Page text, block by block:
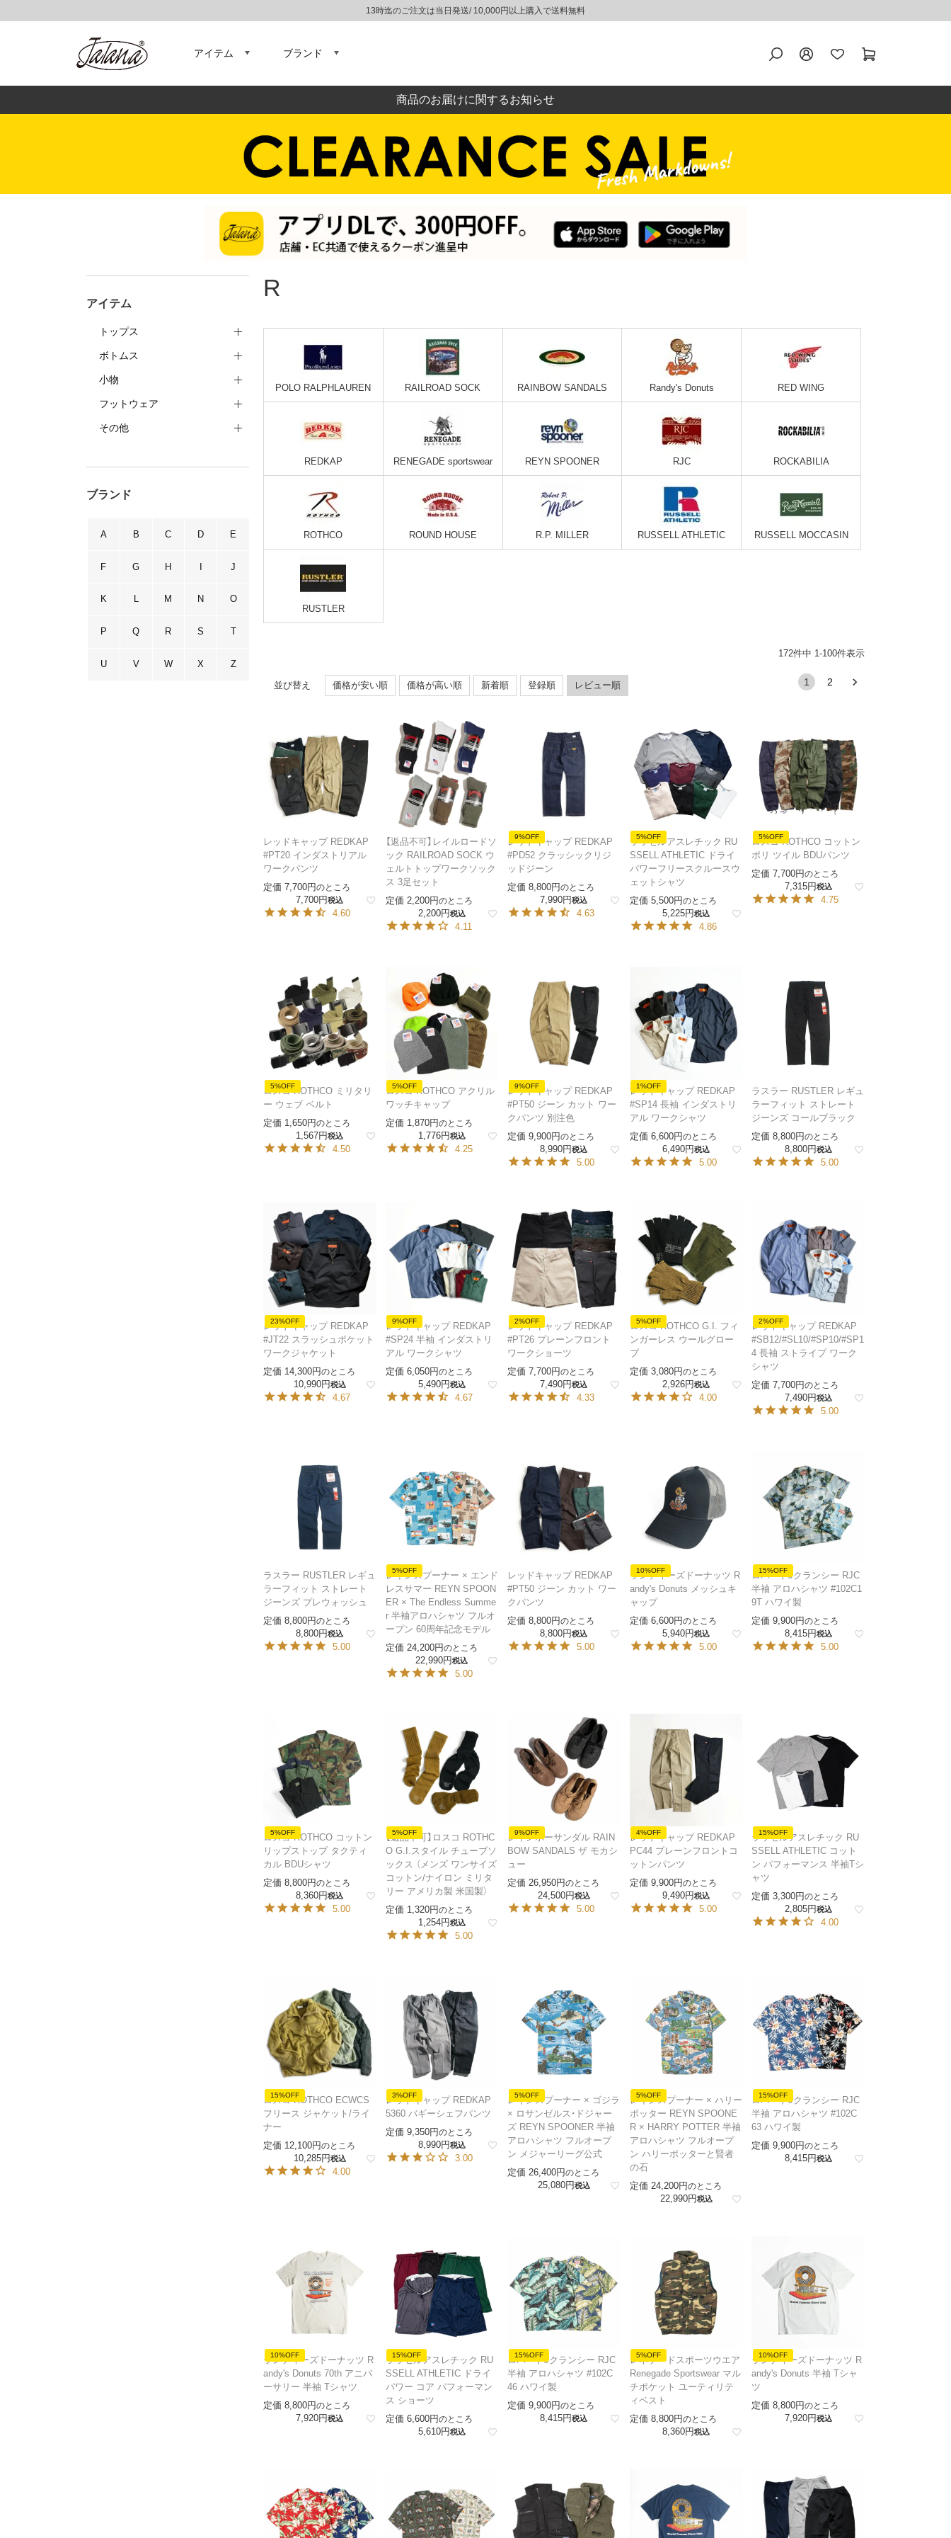
13時迄のご注文は当日発送/ 10,000円以上購入で送料無料
アイテム ブランド
商品のお届けに関するお知らせ
アイテム
トップス
ボトムス
小物
フットウェア
その他
ブランド
A B C D E
F G H I J
K L M N O
P Q R S T
U V W X Z
R
POLO RALPHLAUREN RAILROAD SOCK RAINBOW SANDALS Randy's Donuts RED WING
REDKAP RENEGADE sportswear REYN SPOONER RJC ROCKABILIA
ROTHCO ROUND HOUSE R.P. MILLER RUSSELL ATHLETIC RUSSELL MOCCASIN
RUSTLER
並び替え 価格が安い順 価格が高い順 新着順 登録順 レビュー順
172件中 1-100件表示
1 2
レッドキャップ REDKAP
#PT20 インダストリアル
ワークパンツ
定価 7,700 のところ
7,700 税込
4.60
【返品不可】レイルロードソ
ック RAILROAD SOCK ウ
ェルトトップワークソック
ス 3足セット
定価 2,200 のところ
2,200 税込
4.11
9%OFF
レッドキャップ REDKAP
#PD52 クラッシックリジ
ッドジーン
定価 8,800 のところ
7,990 税込
4.63
5%OFF
ラッセルアスレチック RU
SSELL ATHLETIC ドライ
パワーフリースクルースウ
ェットシャツ
定価 5,500 のところ
5,225 税込
4.86
5%OFF
ロスコ ROTHCO コットン
ポリ ツイル BDUパンツ
定価 7,700 のところ
7,315 税込
4.75
5%OFF
ロスコ ROTHCO ミリタリ
ー ウェブ ベルト
定価 1,650 のところ
1,567 税込
4.50
5%OFF
ロスコ ROTHCO アクリル
ワッチキャップ
定価 1,870 のところ
1,776 税込
4.25
9%OFF
レッドキャップ REDKAP
#PT50 ジーン カット ワー
クパンツ 別注色
定価 9,900 のところ
8,990 税込
5.00
1%OFF
レッドキャップ REDKAP
#SP14 長袖 インダストリ
アル ワークシャツ
定価 6,600 のところ
6,490 税込
5.00
ラスラー RUSTLER レギュ
ラーフィット ストレート
ジーンズ コールブラック
定価 8,800 のところ
8,800 税込
5.00
23%OFF
レッドキャップ REDKAP
#JT22 スラッシュポケット
ワークジャケット
定価 14,300 のところ
10,990 税込
4.67
9%OFF
レッドキャップ REDKAP
#SP24 半袖 インダストリ
アル ワークシャツ
定価 6,050 のところ
5,490 税込
4.67
2%OFF
レッドキャップ REDKAP
#PT26 プレーンフロント
ワークショーツ
定価 7,700 のところ
7,490 税込
4.33
5%OFF
ロスコ ROTHCO G.I. フィ
ンガーレス ウールグロー
ブ
定価 3,080 のところ
2,926 税込
4.00
2%OFF
レッドキャップ REDKAP
#SB12/#SL10/#SP10/#SP1
4 長袖 ストライプ ワーク
シャツ
定価 7,700 のところ
7,490 税込
5.00
ラスラー RUSTLER レギュ
ラーフィット ストレート
ジーンズ プレウォッシュ
定価 8,800 のところ
8,800 税込
5.00
5%OFF
レインスプーナー × エンド
レスサマー REYN SPOON
ER × The Endless Summe
r 半袖アロハシャツ フルオ
ープン 60周年記念モデル
定価 24,200 のところ
22,990 税込
5.00
レッドキャップ REDKAP
#PT50 ジーン カット ワー
クパンツ
定価 8,800 のところ
8,800 税込
5.00
10%OFF
ランディーズドーナッツ R
andy's Donuts メッシュキ
ャップ
定価 6,600 のところ
5,940 税込
5.00
15%OFF
ロバートJクランシー RJC
半袖 アロハシャツ #102C1
9T ハワイ製
定価 9,900 のところ
8,415 税込
5.00
5%OFF
ロスコ ROTHCO コットン
リップストップ タクティ
カル BDUシャツ
定価 8,800 のところ
8,360 税込
5.00
5%OFF
【返品不可】ロスコ ROTHC
O G.I.スタイル チューブソ
ックス （メンズ ワンサイズ
コットン/ナイロン ミリタ
リー アメリカ製 米国製）
定価 1,320 のところ
1,254 税込
5.00
9%OFF
レインボーサンダル RAIN
BOW SANDALS ザ モカシ
ュー
定価 26,950 のところ
24,500 税込
5.00
4%OFF
レッドキャップ REDKAP
PC44 プレーンフロントコ
ットンパンツ
定価 9,900 のところ
9,490 税込
5.00
15%OFF
ラッセルアスレチック RU
SSELL ATHLETIC コット
ン パフォーマンス 半袖Tシ
ャツ
定価 3,300 のところ
2,805 税込
4.00
15%OFF
ロスコ ROTHCO ECWCS
フリース ジャケット/ライ
ナー
定価 12,100 のところ
10,285 税込
4.00
3%OFF
レッドキャップ REDKAP
5360 バギーシェフパンツ
定価 9,350 のところ
8,990 税込
3.00
5%OFF
レインスプーナー × ゴジラ
× ロサンゼルス・ドジャー
ズ REYN SPOONER 半袖
アロハシャツ フルオープ
ン メジャーリーグ公式
定価 26,400 のところ
25,080 税込
5%OFF
レインスプーナー × ハリー
ポッター REYN SPOONE
R × HARRY POTTER 半袖
アロハシャツ フルオープ
ン ハリーポッターと賢者
の石
定価 24,200 のところ
22,990 税込
15%OFF
ロバートJクランシー RJC
半袖 アロハシャツ #102C
63 ハワイ製
定価 9,900 のところ
8,415 税込
10%OFF
ランディーズドーナッツ R
andy's Donuts 70th アニバ
ーサリー 半袖 Tシャツ
定価 8,800 のところ
7,920 税込
15%OFF
ラッセルアスレチック RU
SSELL ATHLETIC ドライ
パワー コア パフォーマン
ス ショーツ
定価 6,600 のところ
5,610 税込
15%OFF
ロバートJクランシー RJC
半袖 アロハシャツ #102C
46 ハワイ製
定価 9,900 のところ
8,415 税込
5%OFF
レネゲードスポーツウエア
Renegade Sportswear マル
チポケット ユーティリテ
ィベスト
定価 8,800 のところ
8,360 税込
10%OFF
ランディーズドーナッツ R
andy's Donuts 半袖 Tシャ
ツ
定価 8,800 のところ
7,920 税込